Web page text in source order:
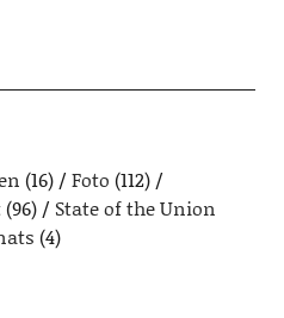
(16) Foto (112)
(96)
State of the Union
(4)